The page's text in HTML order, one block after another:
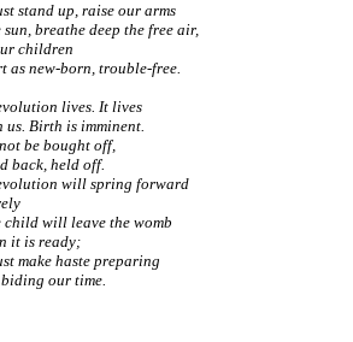
stand up, raise our arms
sun, breathe deep the free air,
children
as new-born, trouble-free.
lives. It lives
us. Birth is imminent.
be bought off,
back, held off.
will spring forward
child will leave the womb
it is ready;
make haste preparing
our time.